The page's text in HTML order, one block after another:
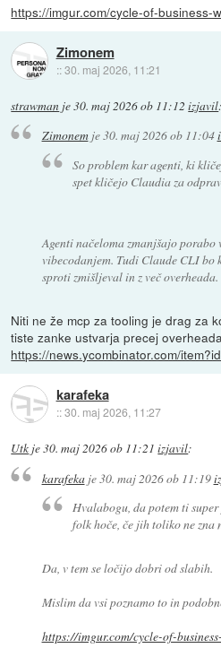
https://imgur.com/cycle-of-business-
Zimonem
::30. maj 2026, 11:21
strawman je30. maj 2026 ob 11:12 izjavil:
Zimonemje30. maj 2026 ob 11:04
So problem kar agenti, ki
spet kličejo Claudia za
Agenti načeloma zmanjšajo porabo
vibecodanjem. Tudi Claude CLI
sproti zmišljeval in z več overheada.
Niti ne že mcp za tooling je drag za
tiste zanke ustvarja precej
https://news.ycombinator.com/
karafeka
::30. maj 2026, 11:27
Utk je30. maj 2026 ob 11:21 izjavil:
karafekaje30. maj 2026 ob 11:19
Hvalabogu, da potem ti
folk hoče, če jih toliko ne zna
Da, v tem se ločijo dobri od slabih.
Mislim da vsi poznamo to in
https://imgur.com/cycle-of-